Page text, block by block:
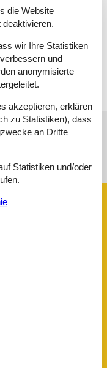
Verfügung gestellt
Objekt 😎
die Website
deaktivieren.
wir Ihre Statistiken
und
anonymisierte
akzeptieren, erklären
zu Statistiken), dass
an Dritte
Statistiken und/oder